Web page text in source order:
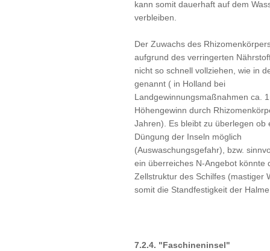
kann somit dauerhaft auf dem
verbleiben.
Der Zuwachs des
aufgrund des verringerten
nicht so schnell vollziehen, wie in
genannt ( in Holland bei
Landgewinnungsmaßnahmen ca.
Höhengewinn durch
Jahren). Es bleibt zu überlegen ob
Düngung der Inseln möglich
(Auswaschungsgefahr), bzw.
ein überreiches N-Angebot könnte
Zellstruktur des Schilfes (mastiger
somit die Standfestigkeit der
7.2.4. "Faschineninsel"